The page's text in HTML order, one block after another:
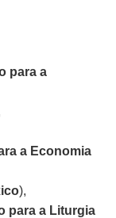
para a
a Economia
),
para a Liturgia